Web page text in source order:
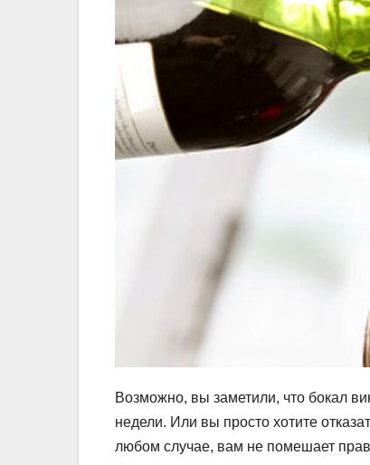
Возможно, вы заметили, что бокал
недели. Или вы просто хотите
любом случае, вам не помешает